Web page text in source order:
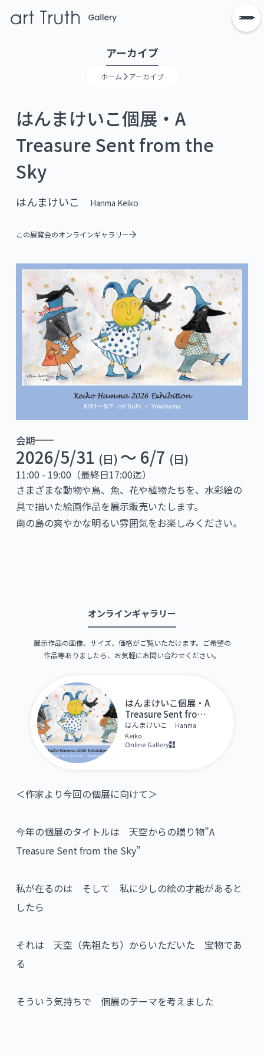
アーカイブ
ホーム アーカイブ
はんまけいこ個展・A
Treasure Sent from the
Sky
はんまけいこ Hanma Keiko
この展覧会のオンラインギャラリー
会期
2026/5/31 (日) 〜 6/7 (日)
11:00 - 19:00（最終日17:00迄）
さまざまな動物や鳥、魚、花や植物たちを、水彩絵の
具で描いた絵画作品を展示販売いたします。
南の島の爽やかな明るい雰囲気をお楽しみください。
オンラインギャラリー
展示作品の画像、サイズ、価格がご覧いただけます。ご希望の
作品等ありましたら、お気軽にお問い合わせください。
はんまけいこ個展・A
Treasure Sent from
the Sky
はんまけいこ
Hanma
Keiko
Online Gallery
＜作家より今回の個展に向けて＞
今年の個展のタイトルは 天空からの贈り物”A
Treasure Sent from the Sky”
私が在るのは そして 私に少しの絵の才能があると
したら
それは 天空（先祖たち）からいただいた 宝物であ
る
そういう気持ちで 個展のテーマを考えました